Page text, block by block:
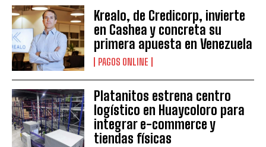
Krealo, de Credicorp, invierte
en Cashea y concreta su
primera apuesta en Venezuela
PAGOS ONLINE
Platanitos estrena centro
logístico en Huaycoloro para
integrar e-commerce y
tiendas físicas